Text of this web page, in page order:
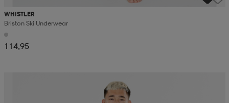
WHISTLER
Briston Ski Underwear
114,95